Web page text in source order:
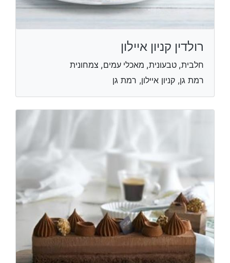
רולדין קניון איילון
חלבית, טבעונית, מאכלי עמים, צמחונית
רמת גן, קניון איילון, רמת גן